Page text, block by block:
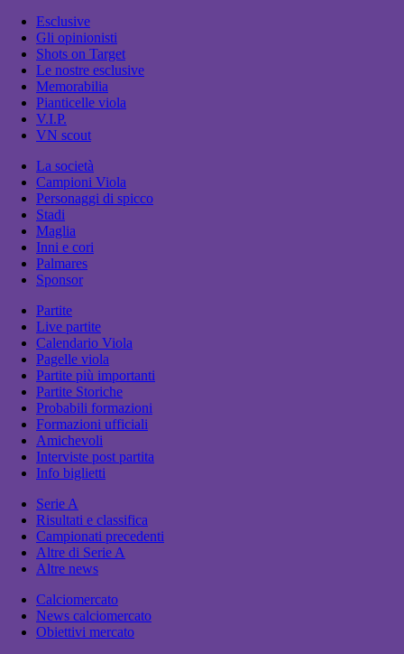
Esclusive
Gli opinionisti
Shots on Target
Le nostre esclusive
Memorabilia
Pianticelle viola
V.I.P.
VN scout
La società
Campioni Viola
Personaggi di spicco
Stadi
Maglia
Inni e cori
Palmares
Sponsor
Partite
Live partite
Calendario Viola
Pagelle viola
Partite più importanti
Partite Storiche
Probabili formazioni
Formazioni ufficiali
Amichevoli
Interviste post partita
Info biglietti
Serie A
Risultati e classifica
Campionati precedenti
Altre di Serie A
Altre news
Calciomercato
News calciomercato
Obiettivi mercato